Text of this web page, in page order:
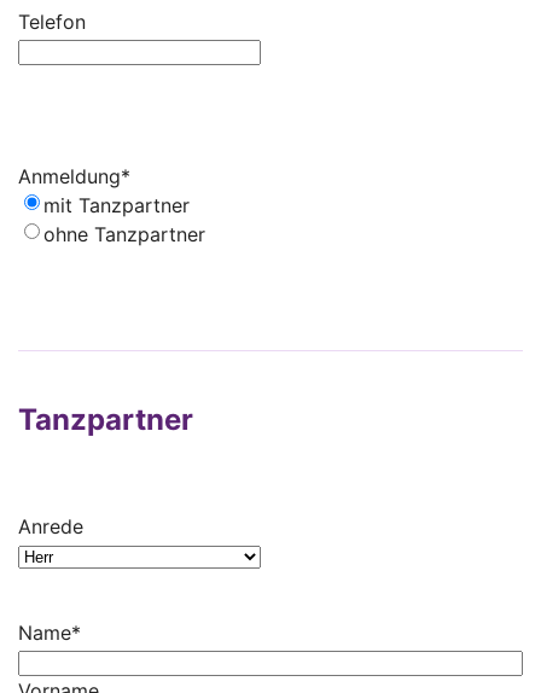
Telefon
Anmeldung*
mit Tanzpartner
ohne Tanzpartner
Tanzpartner
Anrede
Name*